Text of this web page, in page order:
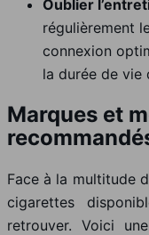
Oublier
régulièrement
connexion
la durée de vie
Marques et
Face à la multitude
cigarettes
retrouver. Voici